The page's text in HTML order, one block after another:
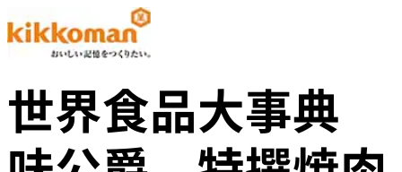
世界食品大事典